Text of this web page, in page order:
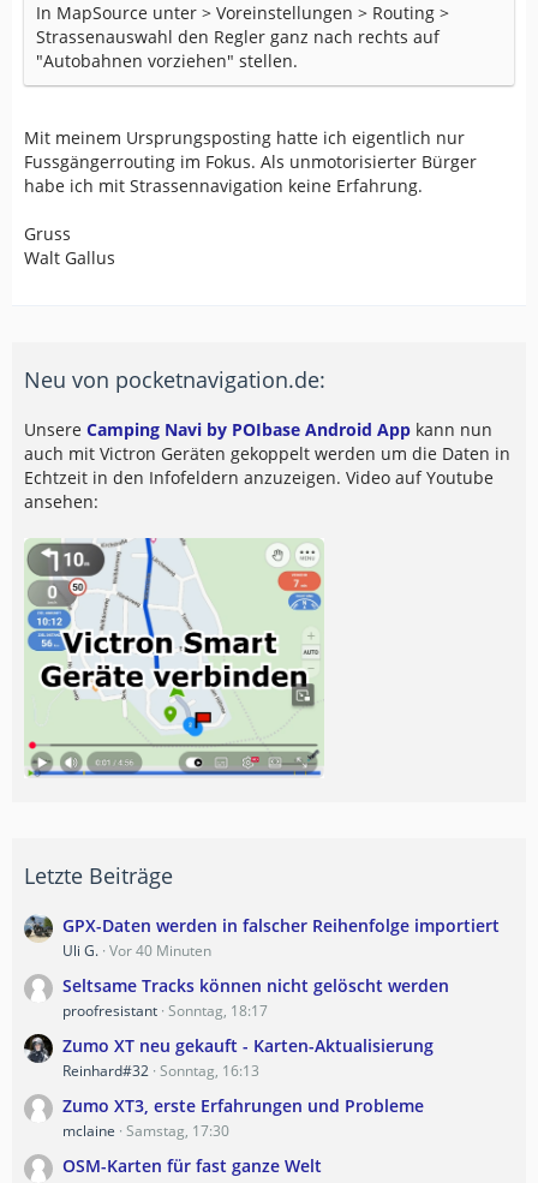
In MapSource unter > Voreinstellungen > Routing >
Strassenauswahl den Regler ganz nach rechts auf
"Autobahnen vorziehen" stellen.
Mit meinem Ursprungsposting hatte ich eigentlich nur
Fussgängerrouting im Fokus. Als unmotorisierter Bürger
habe ich mit Strassennavigation keine Erfahrung.
Gruss
Walt Gallus
Neu von pocketnavigation.de:
Unsere Camping Navi by POIbase Android App kann nun
auch mit Victron Geräten gekoppelt werden um die Daten in
Echtzeit in den Infofeldern anzuzeigen. Video auf Youtube
ansehen:
Letzte Beiträge
GPX-Daten werden in falscher Reihenfolge importiert
Uli G. Vor 40 Minuten
Seltsame Tracks können nicht gelöscht werden
proofresistant Sonntag, 18:17
Zumo XT neu gekauft - Karten-Aktualisierung
Reinhard#32 Sonntag, 16:13
Zumo XT3, erste Erfahrungen und Probleme
mclaine Samstag, 17:30
OSM-Karten für fast ganze Welt